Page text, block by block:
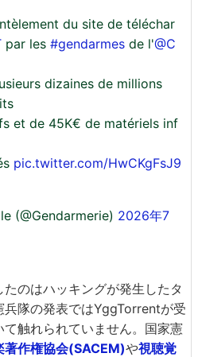
du site de téléchar
par les #gendarmes de l'@C
dizaines de millions
et de 45K€ de matériels inf
pic.twitter.com/HwCKgFsJ9
(@Gendarmerie) 2026年7
のはハッキングが発生したタ
兵隊の発表ではYggTorrentが受
触れられていません。国家憲
著作権協会(SACEM)や視聴覚